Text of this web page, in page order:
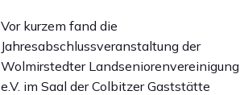
Vor kurzem fand die
Jahresabschlussveranstaltung der
Wolmirstedter Landseniorenvereinigung
e.V. im Saal der Colbitzer Gaststätte